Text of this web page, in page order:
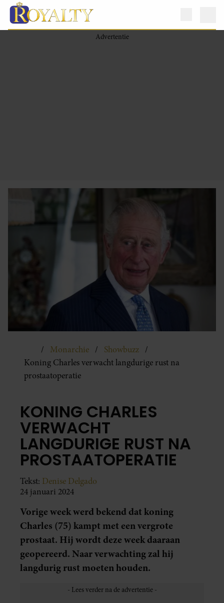
Monarchie
Showbuzz
Koning Charles verwacht langdurige rust na
prostaatoperatie
KONING CHARLES
VERWACHT
LANGDURIGE RUST NA
PROSTAATOPERATIE
Tekst: Denise Delgado
24 januari 2024
Vorige week werd bekend dat koning
Charles (75) kampt met een vergrote
prostaat. Hij wordt deze week daaraan
geopereerd. Naar verwachting zal hij
langdurig rust moeten houden.